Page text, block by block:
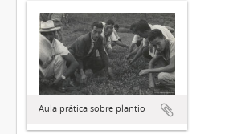
Aula prática sobre plantio